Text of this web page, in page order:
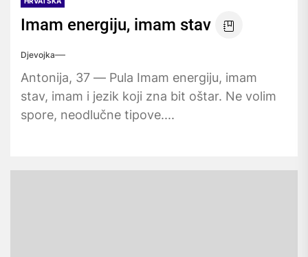
Imam energiju, imam stav
Djevojka
Antonija, 37 — Pula Imam energiju, imam
stav, imam i jezik koji zna bit oštar. Ne volim
spore, neodlučne tipove....